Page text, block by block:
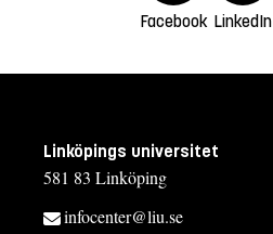
Facebook LinkedIn
Linköpings universitet
581 83 Linköping
infocenter@liu.se